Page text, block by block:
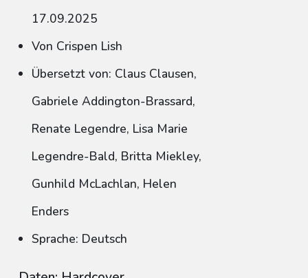
17.09.2025
Von Crispen Lish
Übersetzt von: Claus Clausen,
Gabriele Addington-Brassard,
Renate Legendre, Lisa Marie
Legendre-Bald, Britta Miekley,
Gunhild McLachlan, Helen
Enders
Sprache: Deutsch